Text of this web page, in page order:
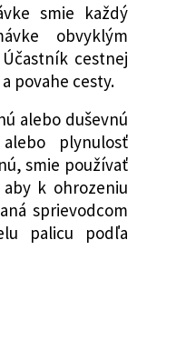
smie každý
obvyklým
cestnej
povahe cesty.
alebo duševnú
plynulosť
smie používať
k ohrozeniu
sprievodcom
palicu podľa